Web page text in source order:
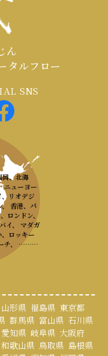
ん
タルフロー
SNS
岡、北海
ニューヨー
、リオデジ
、 香港、パ
ロンドン、
イ、 マダガ
ロッキー
ーチ、 ………
山形県 福島県 東京都
群馬県 富山県 石川県
愛知県 岐阜県 大阪府
和歌山県 鳥取県 島根県